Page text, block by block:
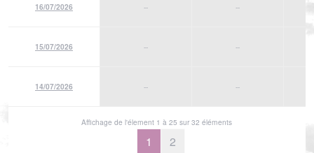
16/07/2026 -- --
15/07/2026 -- --
14/07/2026 -- --
Affichage de l'élement 1 à 25 sur 32 éléments
1 2